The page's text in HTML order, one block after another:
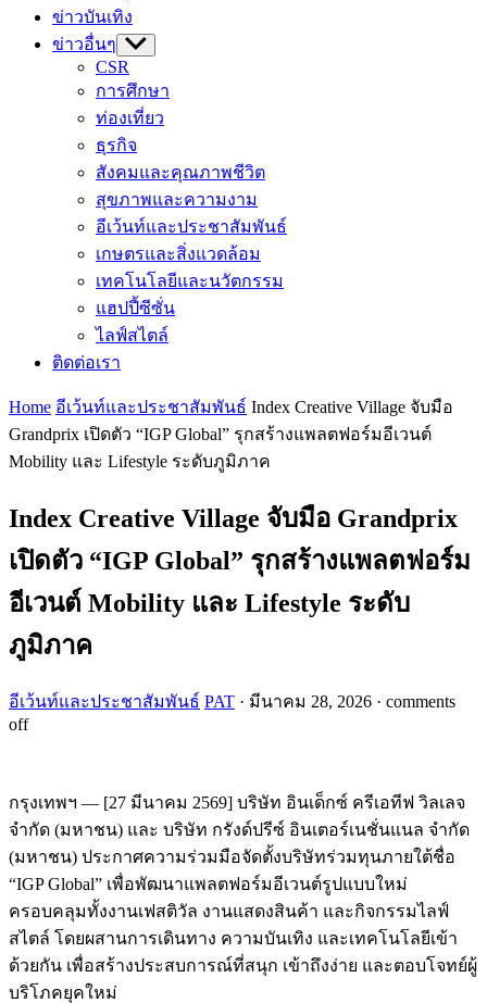
ข่าวบันเทิง
ข่าวอื่นๆ Show
sub
menu
CSR
การศึกษา
ท่องเที่ยว
ธุรกิจ
สังคมและคุณภาพชีวิต
สุขภาพและความงาม
อีเว้นท์และประชาสัมพันธ์
เกษตรและสิ่งแวดล้อม
เทคโนโลยีและนวัตกรรม
แฮปปี้ซีซั่น
ไลฟ์สไตล์
ติดต่อเรา
Home อีเว้นท์และประชาสัมพันธ์ Index Creative Village จับมือ
Grandprix เปิดตัว “IGP Global” รุกสร้างแพลตฟอร์มอีเวนต์
Mobility และ Lifestyle ระดับภูมิภาค
Index Creative Village จับมือ Grandprix
เปิดตัว “IGP Global” รุกสร้างแพลตฟอร์ม
อีเวนต์ Mobility และ Lifestyle ระดับ
ภูมิภาค
อีเว้นท์และประชาสัมพันธ์ PAT · มีนาคม 28, 2026 · comments
off
กรุงเทพฯ — [27 มีนาคม 2569] บริษัท อินเด็กซ์ ครีเอทีฟ วิลเลจ
จำกัด (มหาชน) และ บริษัท กรังด์ปรีซ์ อินเตอร์เนชั่นแนล จำกัด
(มหาชน) ประกาศความร่วมมือจัดตั้งบริษัทร่วมทุนภายใต้ชื่อ
“IGP Global” เพื่อพัฒนาแพลตฟอร์มอีเวนต์รูปแบบใหม่
ครอบคลุมทั้งงานเฟสติวัล งานแสดงสินค้า และกิจกรรมไลฟ์
สไตล์ โดยผสานการเดินทาง ความบันเทิง และเทคโนโลยีเข้า
ด้วยกัน เพื่อสร้างประสบการณ์ที่สนุก เข้าถึงง่าย และตอบโจทย์ผู้
บริโภคยุคใหม่